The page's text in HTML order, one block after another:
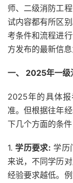
师、二级消防工
试内容都有所区
考条件和流程进
方发布的最新信息
一、 2025年一级
2025年的具体
准。但根据往年
下几个方面的条件
1. 学历要求: 学历
来说，不同学历
经验要求越低。